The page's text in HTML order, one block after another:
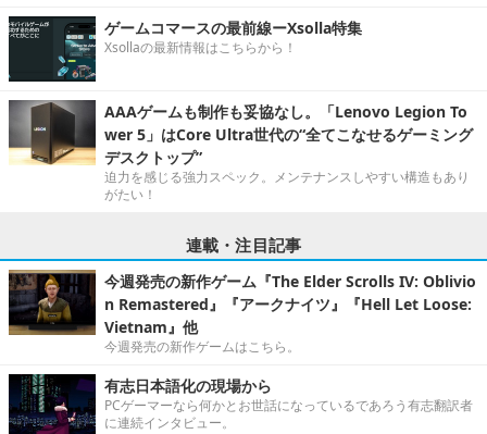
ゲームコマースの最前線ーXsolla特集
Xsollaの最新情報はこちらから！
AAAゲームも制作も妥協なし。「Lenovo Legion To
wer 5」はCore Ultra世代の“全てこなせるゲーミング
デスクトップ”
迫力を感じる強力スペック。メンテナンスしやすい構造もあり
がたい！
連載・注目記事
今週発売の新作ゲーム『The Elder Scrolls IV: Oblivio
n Remastered』『アークナイツ』『Hell Let Loose:
Vietnam』他
今週発売の新作ゲームはこちら。
有志日本語化の現場から
PCゲーマーなら何かとお世話になっているであろう有志翻訳者
に連続インタビュー。